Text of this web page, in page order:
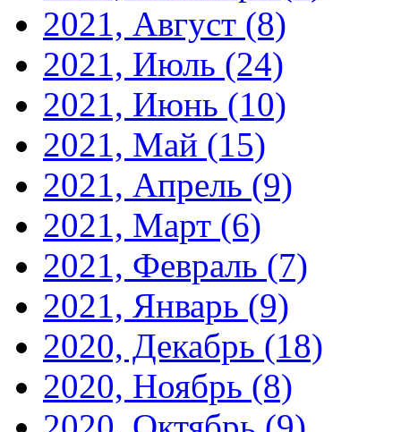
2021, Август (8)
2021, Июль (24)
2021, Июнь (10)
2021, Май (15)
2021, Апрель (9)
2021, Март (6)
2021, Февраль (7)
2021, Январь (9)
2020, Декабрь (18)
2020, Ноябрь (8)